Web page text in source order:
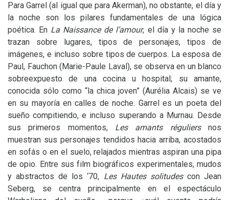
Para Garrel (al igual que para Akerman), no obstante, el día y
la noche son los pilares fundamentales de una lógica
poética. En La Naissance de l’amour, el día y la noche se
trazan sobre lugares, tipos de personajes, tipos de
imágenes, e incluso sobre tipos de cuerpos. La esposa de
Paul, Fauchon (Marie-Paule Laval), se observa en un blanco
sobreexpuesto de una cocina u hospital; su amante,
conocida sólo como “la chica joven” (Aurélia Alcais) se ve
en su mayoría en calles de noche. Garrel es un poeta del
sueño compitiendo, e incluso superando a Murnau. Desde
sus primeros momentos, Les amants réguliersnos
muestran sus personajes tendidos hacia arriba, acostados
en sofás o en el suelo, relajados mientras aspiran una pipa
de opio. Entre sus film biográficos experimentales, mudos
y abstractos de los ‘70, Les Hautes solitudescon Jean
Seberg, se centra principalmente en el espectáculo